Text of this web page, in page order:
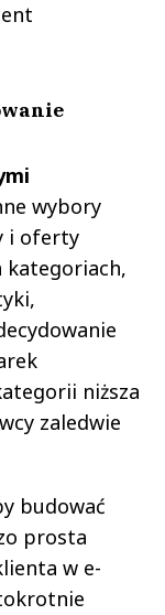
wybory
i oferty
kategoriach,
niższa
zaledwie
budować
prosta
w e-